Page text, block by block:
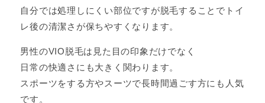
自分では処理しにくい部位ですが脱毛することでトイ
レ後の清潔さが保ちやすくなります。
男性のVIO脱毛は見た目の印象だけでなく
日常の快適さにも大きく関わります。
スポーツをする方やスーツで長時間過ごす方にも人気
です。